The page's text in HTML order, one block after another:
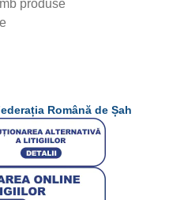
produse
Română de Șah